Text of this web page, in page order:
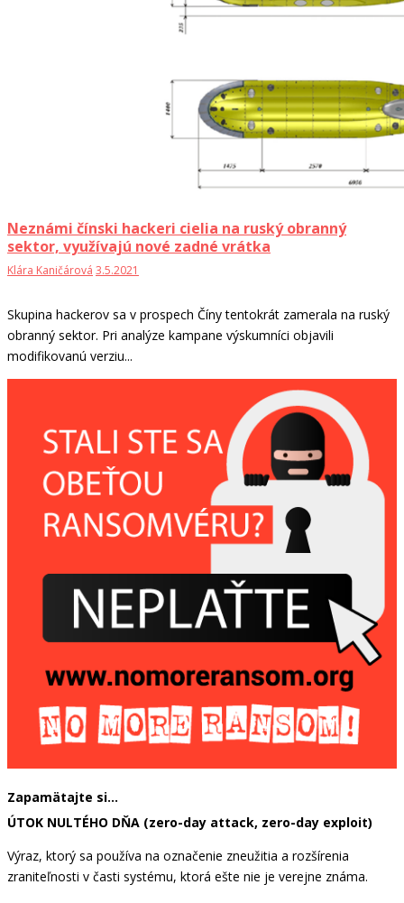
Neznámi čínski hackeri cielia na ruský obranný
sektor, využívajú nové zadné vrátka
Klára Kaničárová 3.5.2021
Skupina hackerov sa v prospech Číny tentokrát zamerala na ruský
obranný sektor. Pri analýze kampane výskumníci objavili
modifikovanú verziu...
Zapamätajte si…
ÚTOK NULTÉHO DŇA (zero-day attack, zero-day exploit)
Výraz, ktorý sa používa na označenie zneužitia a rozšírenia
zraniteľnosti v časti systému, ktorá ešte nie je verejne známa.